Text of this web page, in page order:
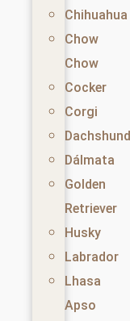
Chihuahua
Chow
Chow
Cocker
Corgi
Dachshund
Dálmata
Golden
Retriever
Husky
Labrador
Lhasa
Apso